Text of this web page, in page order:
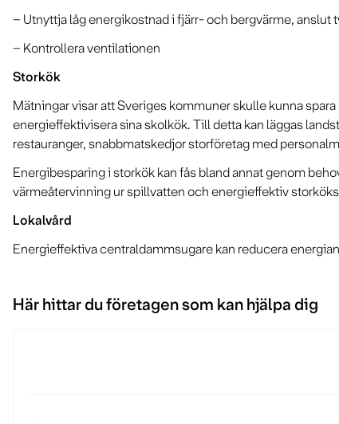
– Utnyttja låg energikostnad i fjärr- och bergvärme, anslut
– Kontrollera ventilationen
Storkök
Mätningar visar att Sveriges kommuner skulle kunna
energieffektivisera sina skolkök. Till detta kan läggas
restauranger, snabbmatskedjor storföretag med
Energibesparing i storkök kan fås bland annat genom
värmeåtervinning ur spillvatten och energieffektiv
Lokalvård
Energieffektiva centraldammsugare kan reducera
Här hittar du företagen som kan hjälpa dig